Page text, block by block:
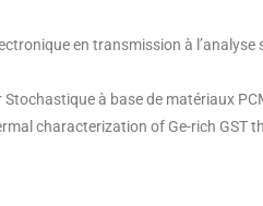
en transmission à
Stochastique à base de matériaux
characterization of Ge-rich GST